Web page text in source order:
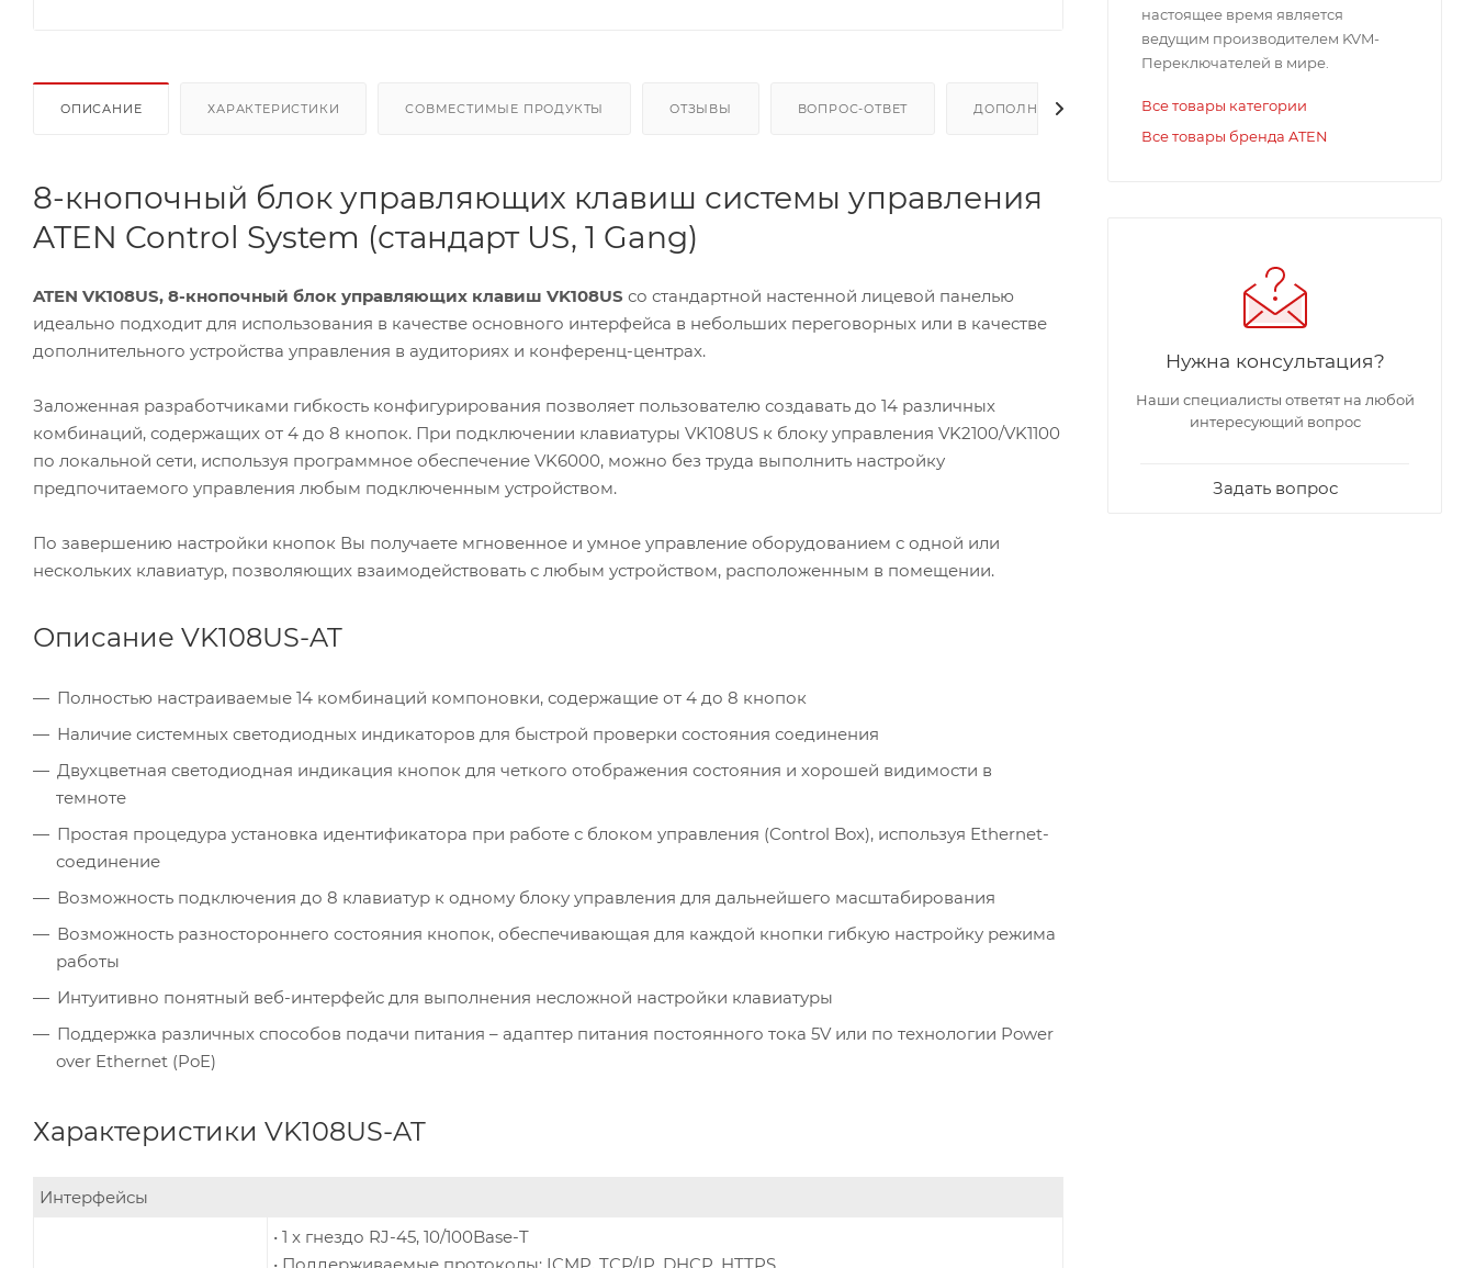
ОПИСАНИЕ ХАРАКТЕРИСТИКИ СОВМЕСТИМЫЕ ПРОДУКТЫ ОТЗЫВЫ ВОПРОС-ОТВЕТ ДОПОЛНИТЕЛЬНО
8-кнопочный блок управляющих клавиш системы управления
ATEN Control System (стандарт US, 1 Gang)
ATEN VK108US, 8-кнопочный блок управляющих клавиш VK108US со стандартной настенной лицевой панелью
идеально подходит для использования в качестве основного интерфейса в небольших переговорных или в качестве
дополнительного устройства управления в аудиториях и конференц-центрах.
Заложенная разработчиками гибкость конфигурирования позволяет пользователю создавать до 14 различных
комбинаций, содержащих от 4 до 8 кнопок. При подключении клавиатуры VK108US к блоку управления VK2100/VK1100
по локальной сети, используя программное обеспечение VK6000, можно без труда выполнить настройку
предпочитаемого управления любым подключенным устройством.
По завершению настройки кнопок Вы получаете мгновенное и умное управление оборудованием с одной или
нескольких клавиатур, позволяющих взаимодействовать с любым устройством, расположенным в помещении.
Описание VK108US-AT
Полностью настраиваемые 14 комбинаций компоновки, содержащие от 4 до 8 кнопок
Наличие системных светодиодных индикаторов для быстрой проверки состояния соединения
Двухцветная светодиодная индикация кнопок для четкого отображения состояния и хорошей видимости в
темноте
Простая процедура установка идентификатора при работе с блоком управления (Control Box), используя Ethernet-
соединение
Возможность подключения до 8 клавиатур к одному блоку управления для дальнейшего масштабирования
Возможность разностороннего состояния кнопок, обеспечивающая для каждой кнопки гибкую настройку режима
работы
Интуитивно понятный веб-интерфейс для выполнения несложной настройки клавиатуры
Поддержка различных способов подачи питания – адаптер питания постоянного тока 5V или по технологии Power
over Ethernet (PoE)
Характеристики VK108US-AT
Интерфейсы
• 1 x гнездо RJ-45, 10/100Base-T
настоящее время является
ведущим производителем KVM-
Переключателей в мире.
Все товары категории
Все товары бренда ATEN
Нужна консультация?
Наши специалисты ответят на любой
интересующий вопрос
Задать вопрос